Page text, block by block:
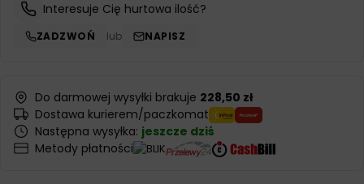
Interesuje Cię hurtowa ilość?
ZADZWOŃ lub NAPISZ
Do darmowej wysyłki brakuje 228,50 zł
Dostawa kurierem/paczkomat
Następna wysyłka: jeszcze dziś
Metody płatności